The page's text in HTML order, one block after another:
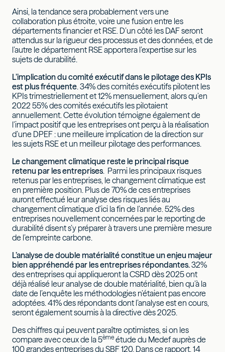
Ainsi, la tendance sera probablement vers une
collaboration plus étroite, voire une fusion entre les
départements financier et RSE. D’un côté les DAF seront
attendus sur la rigueur des processus et des données, et de
l’autre le département RSE apportera l’expertise sur les
sujets de durabilité.
L’implication du comité exécutif dans le pilotage des KPIs
est plus fréquente. 34% des comités exécutifs pilotent les
KPIs trimestriellement et 12% mensuellement, alors qu’en
2022 55% des comités exécutifs les pilotaient
annuellement. Cette évolution témoigne également de
l’impact positif que les entreprises ont perçu à la réalisation
d’une DPEF : une meilleure implication de la direction sur
les sujets RSE et un meilleur pilotage des performances.
Le changement climatique reste le principal risque
retenu par les entreprises. Parmi les principaux risques
retenus par les entreprises, le changement climatique est
en première position. Plus de 70% de ces entreprises
auront effectué leur analyse des risques liés au
changement climatique d’ici la fin de l’année. 52% des
entreprises nouvellement concernées par le reporting de
durabilité disent s’y préparer à travers une première mesure
de l’empreinte carbone.
L’analyse de double matérialité constitue un enjeu majeur
bien appréhendé par les entreprises répondantes.32%
des entreprises qui appliqueront la CSRD dès 2025 ont
déjà réalisé leur analyse de double matérialité, bien qu’à la
date de l’enquête les méthodologies n’étaient pas encore
adoptées. 41% des répondants dont l’analyse est en cours,
seront également soumis à la directive dès 2025.
Des chiffres qui peuvent paraître optimistes, si on les
compare avec ceux de la 5ème étude du Medef auprès de
100 grandes entreprises du SBF 120. Dans ce rapport, 14